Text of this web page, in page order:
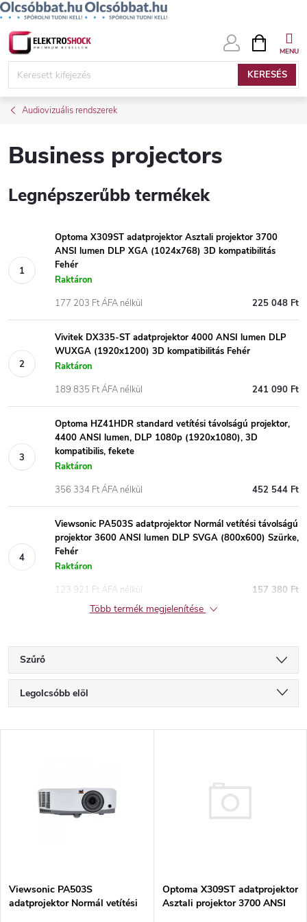
Ugrás
KERESÉS
KOSÁR
Audiovizuális rendszerek
Business projectors
Legnépszerűbb termékek
Optoma X309ST adatprojektor Asztali projektor 3700
ANSI lumen DLP XGA (1024x768) 3D kompatibilitás
Fehér
Raktáron
225 048 Ft
177 203 Ft ÁFA nélkül
Vivitek DX335-ST adatprojektor 4000 ANSI lumen DLP
WUXGA (1920x1200) 3D kompatibilitás Fehér
Raktáron
241 090 Ft
189 835 Ft ÁFA nélkül
Optoma HZ41HDR standard vetítési távolságú projektor,
4400 ANSI lumen, DLP 1080p (1920x1080), 3D
kompatibilis, fekete
Raktáron
452 544 Ft
356 334 Ft ÁFA nélkül
Viewsonic PA503S adatprojektor Normál vetítési távolságú
projektor 3600 ANSI lumen DLP SVGA (800x600) Szürke,
Fehér
Raktáron
157 380 Ft
123 921 Ft ÁFA nélkül
Több termék megjelenítése
Szűrő
T
e
e
Legolcsóbb elöl
é
Viewsonic PA503S
adatprojektor Normál vetítési
Optoma X309ST adatprojektor
Asztali projektor 3700 ANSI